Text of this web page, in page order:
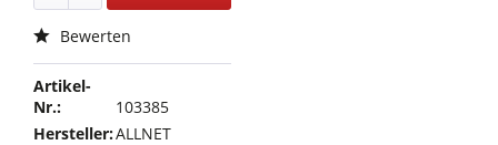
Bewerten
Artikel-
Nr.:
103385
Hersteller:ALLNET